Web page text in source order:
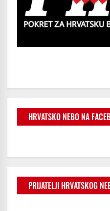
HRVATSKO NEBO NA
PRIJATELJI HRVATSKOG